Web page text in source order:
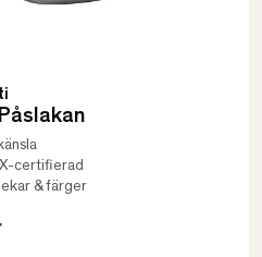
certifierad
& färger